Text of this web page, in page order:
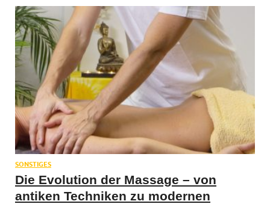
SONSTIGES
Die Evolution der Massage – von
antiken Techniken zu modernen